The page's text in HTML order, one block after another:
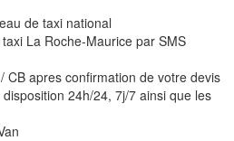
de taxi national
La Roche-Maurice par SMS
CB apres confirmation de votre devis
24h/24, 7j/7 ainsi que les